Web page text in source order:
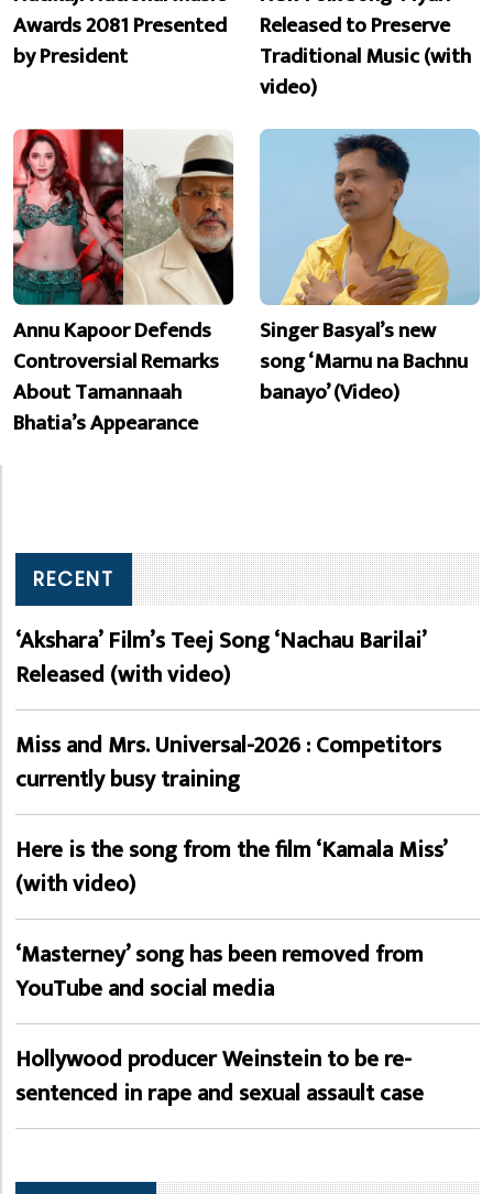
Awards 2081 Presented
by President
Released to Preserve
Traditional Music (with
video)
Annu Kapoor Defends
Controversial Remarks
About Tamannaah
Bhatia’s Appearance
Singer Basyal’s new
song ‘Marnu na Bachnu
banayo’ (Video)
RECENT
‘Akshara’ Film’s Teej Song ‘Nachau Barilai’
Released (with video)
Miss and Mrs. Universal-2026 : Competitors
currently busy training
Here is the song from the film ‘Kamala Miss’
(with video)
‘Masterney’ song has been removed from
YouTube and social media
Hollywood producer Weinstein to be re-
sentenced in rape and sexual assault case